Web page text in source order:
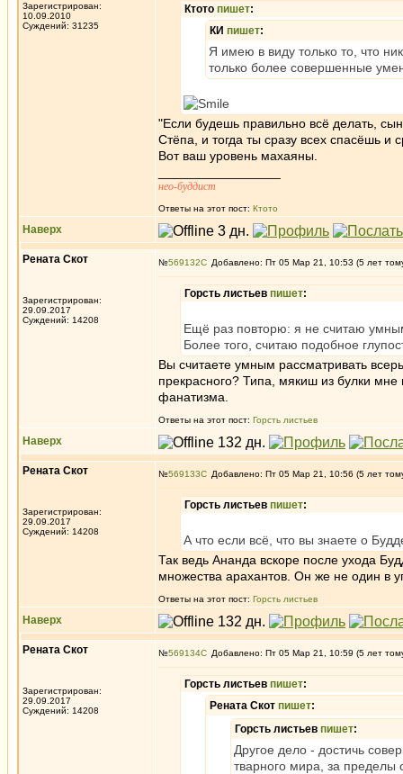
Зарегистрирован:
10.09.2010
Суждений: 31235
Ктото пишет:
КИ пишет:
Я имею в виду только то, что
только более совершенные
"Если будешь правильно всё делать,
Стёпа, и тогда ты сразу всех спасёшь и
Вот ваш уровень махаяны.
нео-буддист
Ответы на этот пост: Ктото
Наверх
Рената Скот
Зарегистрирован:
29.09.2017
Суждений: 14208
№569132 Добавлено: Пт 05 Мар 21, 10:53 (5 лет
Горсть листьев пишет:
Ещё раз повторю: я не считаю
Более того, считаю подобное
Вы считаете умным рассматривать
прекрасного? Типа, мякиш из булки мне
фанатизма.
Ответы на этот пост: Горсть листьев
Наверх
Рената Скот
Зарегистрирован:
29.09.2017
Суждений: 14208
№569133 Добавлено: Пт 05 Мар 21, 10:56 (5 лет
Горсть листьев пишет:
А что если всё, что вы знаете о
Так ведь Ананда вскоре после ухода
множества арахантов. Он же не один в
Ответы на этот пост: Горсть листьев
Наверх
Рената Скот
Зарегистрирован:
29.09.2017
Суждений: 14208
№569134 Добавлено: Пт 05 Мар 21, 10:59 (5 лет
Горсть листьев пишет:
Рената Скот пишет:
Горсть листьев пишет:
Другое дело - достичь
тварного мира, за пределы